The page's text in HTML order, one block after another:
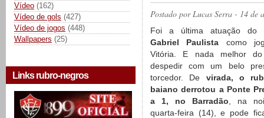
Vídeo (162)
Vídeo de gols (427)
Vídeo de jogos (448)
Wallpapers (25)
Links rubro-negros
Postado porLucas Serra - 14 de
Foi a última atuação do
Gabriel Paulista como
Vitória. E nada melhor
despedir com um belo
torcedor. De virada, o
baiano derrotou a Ponte
a 1, no Barradão , na
quarta-feira (14), e pode